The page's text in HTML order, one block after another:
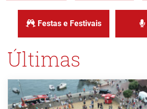
Festas e Festivais
Últimas